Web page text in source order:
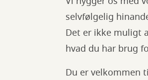
selvfølgelig
Det er ikke muligt
hvad du har brug
Du er velkommen